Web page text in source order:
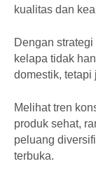
kualitas dan
Dengan
kelapa tidak
domestik, tetapi
Melihat tren
produk sehat,
peluang
terbuka.